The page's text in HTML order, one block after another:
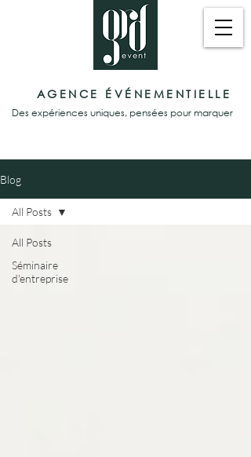
AGENCE ÉVÉNEMENTIELLE
Des expériences uniques, pensées pour marquer
Blog
All Posts
Séminaire
d'entreprise
All Posts